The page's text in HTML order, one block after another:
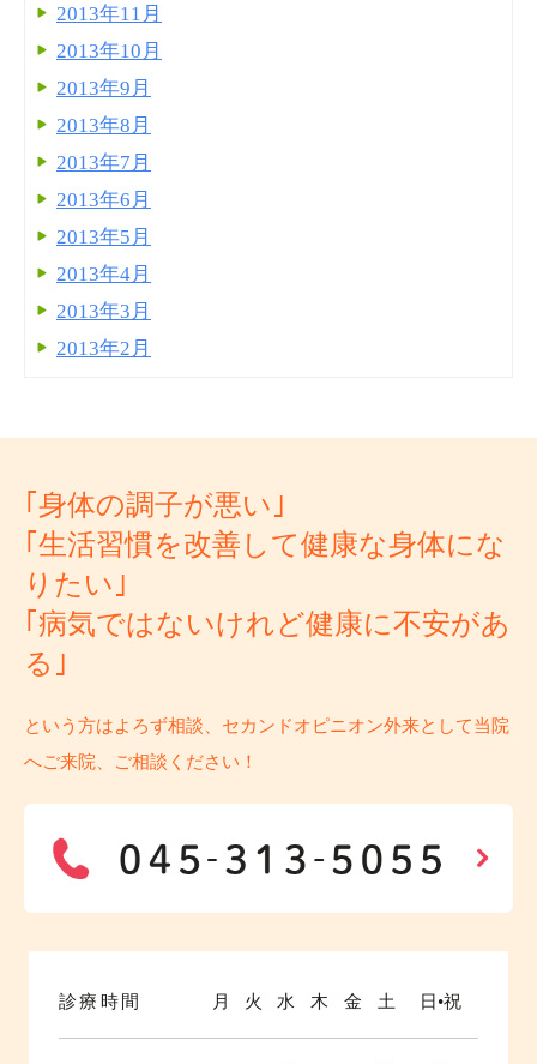
2013年11月
2013年10月
2013年9月
2013年8月
2013年7月
2013年6月
2013年5月
2013年4月
2013年3月
2013年2月
｢身体の調子が悪い｣
｢生活習慣を改善して健康な身体にな
りたい｣
｢病気ではないけれど健康に不安があ
る｣
という方はよろず相談、セカンドオピニオン外来として当院
へご来院、ご相談ください！
診療時間 月 火 水 木 金 土 日•祝